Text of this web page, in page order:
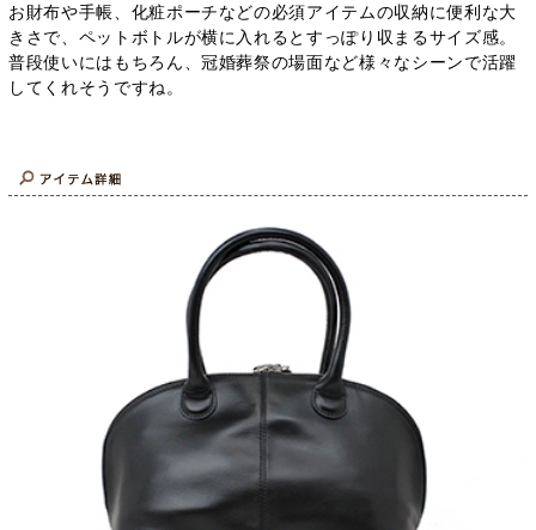
お財布や手帳、化粧ポーチなどの必須アイテムの収納に便利な大
きさで、ペットボトルが横に入れるとすっぽり収まるサイズ感。
普段使いにはもちろん、冠婚葬祭の場面など様々なシーンで活躍
してくれそうですね。